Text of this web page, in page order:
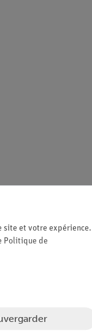
00
45
site et votre expérience.
Politique de